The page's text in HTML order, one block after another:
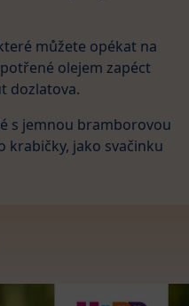
můžete opékat na
olejem zapéct
dozlatova.
s jemnou bramborovou
krabičky, jako svačinku